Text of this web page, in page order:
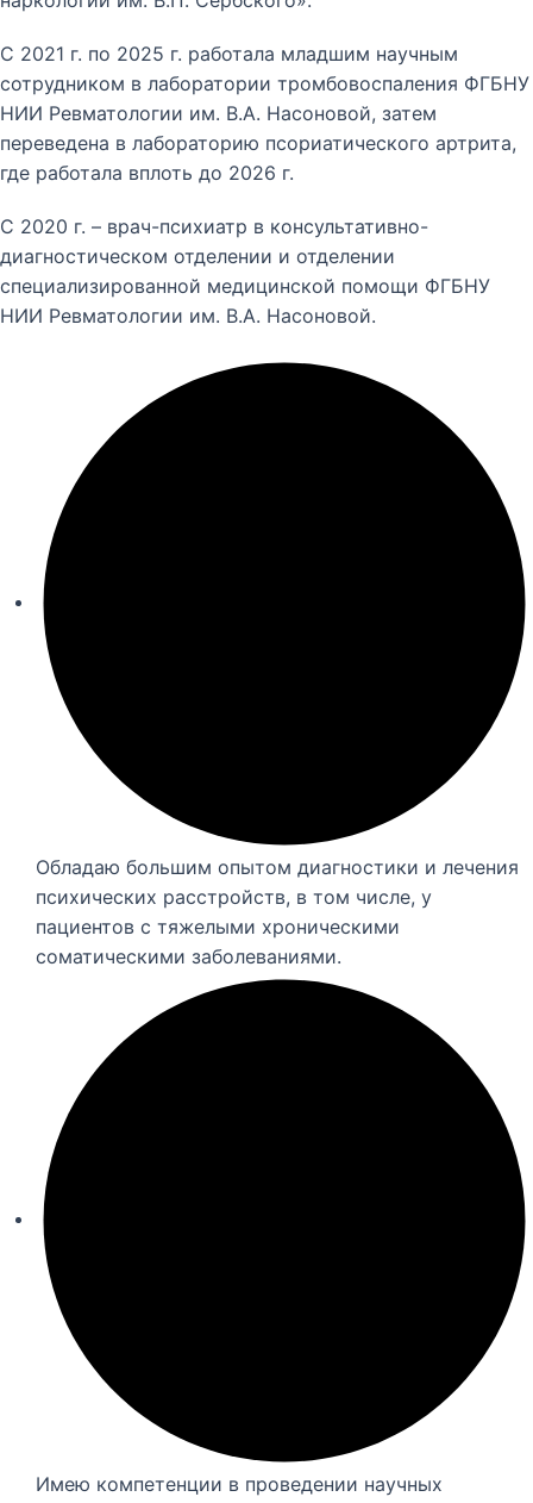
С 2021 г. по 2025 г. работала младшим научным
сотрудником в лаборатории тромбовоспаления ФГБНУ
НИИ Ревматологии им. В.А. Насоновой, затем
переведена в лабораторию псориатического артрита,
где работала вплоть до 2026 г.
С 2020 г. – врач-психиатр в консультативно-
диагностическом отделении и отделении
специализированной медицинской помощи ФГБНУ
НИИ Ревматологии им. В.А. Насоновой.
Обладаю большим опытом диагностики и лечения
психических расстройств, в том числе, у
пациентов с тяжелыми хроническими
соматическими заболеваниями.
Имею компетенции в проведении научных